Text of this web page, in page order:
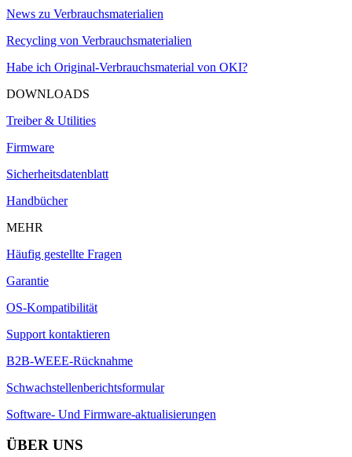
News zu Verbrauchsmaterialien
Recycling von Verbrauchsmaterialien
Habe ich Original-Verbrauchsmaterial von OKI?
DOWNLOADS
Treiber & Utilities
Firmware
Sicherheitsdatenblatt
Handbücher
MEHR
Häufig gestellte Fragen
Garantie
OS-Kompatibilität
Support kontaktieren
B2B-WEEE-Rücknahme
Schwachstellenberichtsformular
Software- Und Firmware-aktualisierungen
ÜBER UNS